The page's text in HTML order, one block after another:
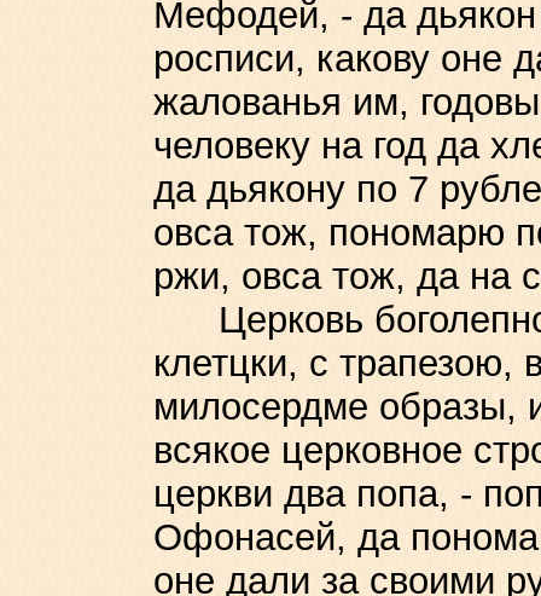
Мефодей, - да
росписи, какову оне
жалованья им,
человеку на год да
да дьякону по 7
овса тож, пономарю
ржи, овса тож, да на
Церковь
клетцки, с трапезою,
милосердме образы,
всякое церковное
церкви два попа, -
Офонасей, да
оне дали за своими